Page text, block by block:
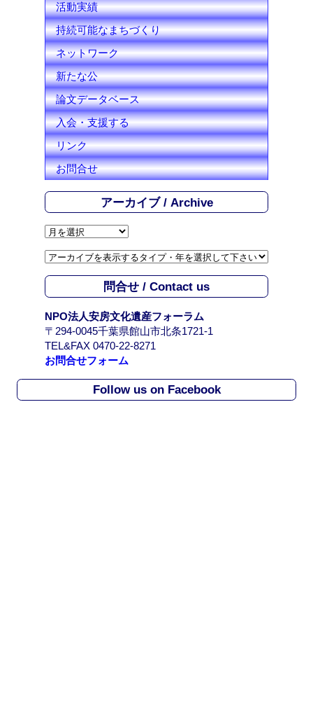
活動実績
持続可能なまちづくり
ネットワーク
新たな公
論文データベース
入会・支援する
リンク
お問合せ
アーカイブ / Archive
ア
カ
イ
ブ
A
r
c
h
i
問合せ / Contact us
NPO法人安房文化遺産フォーラム
〒294-0045千葉県館山市北条1721-1
TEL&FAX 0470-22-8271
お問合せフォーム
Follow us on Facebook